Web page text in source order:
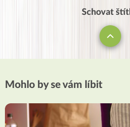
Schovat
Mohlo by se vám líbit